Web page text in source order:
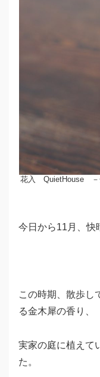
花入 QuietHouse －
今日から11月、快
この時期、散歩し
る金木犀の香り、
実家の庭に植えて
た。